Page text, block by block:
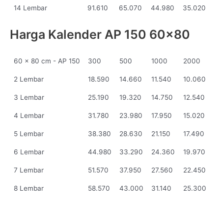
14 Lembar 91.610 65.070 44.980 35.020
Harga Kalender AP 150 60x80
60 x 80 cm - AP 150 300 500 1000 2000
2 Lembar 18.590 14.660 11.540 10.060
3 Lembar 25.190 19.320 14.750 12.540
4 Lembar 31.780 23.980 17.950 15.020
5 Lembar 38.380 28.630 21.150 17.490
6 Lembar 44.980 33.290 24.360 19.970
7 Lembar 51.570 37.950 27.560 22.450
8 Lembar 58.570 43.000 31.140 25.300